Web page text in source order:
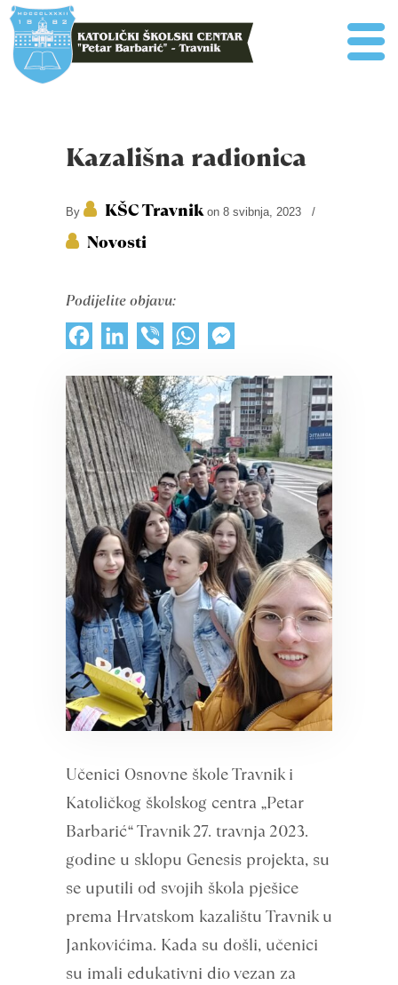
Kazališna radionica
By KŠC Travnikon 8 svibnja, 2023 /
Novosti
Podijelite objavu:
FacebookLinkedInViber WhatsApp
Učenici Osnovne škole Travnik i
Katoličkog školskog centra „Petar
Barbarić“ Travnik 27. travnja 2023.
godine u sklopu Genesis projekta, su
se uputili od svojih škola pješice
prema Hrvatskom kazalištu Travnik u
Jankovićima. Kada su došli, učenici
su imali edukativni dio vezan za